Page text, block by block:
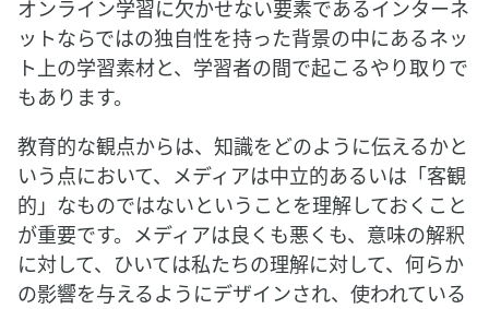
オンライン学習に欠かせない要素であるインターネ
ットならではの独自性を持った背景の中にあるネッ
ト上の学習素材と、学習者の間で起こるやり取りで
もあります。
教育的な観点からは、知識をどのように伝えるかと
いう点において、メディアは中立的あるいは「客観
的」なものではないということを理解しておくこと
が重要です。メディアは良くも悪くも、意味の解釈
に対して、ひいては私たちの理解に対して、何らか
の影響を与えるようにデザインされ、使われている